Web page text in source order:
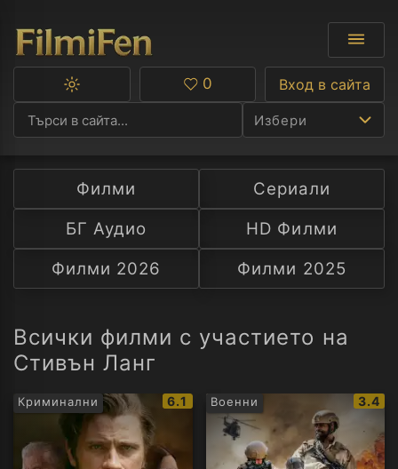
Избери
Ф
С
А
Превключване
тъмна
тема
Любими
0 Вход в сайта
Филми
Сериали
БГ Аудио
HD Филми
Филми 2026
Филми 2025
Всички филми с участието на
Стивън Ланг
Криминални
IMDb
рейтинг:
6.1 Военни
IMDb
3.4